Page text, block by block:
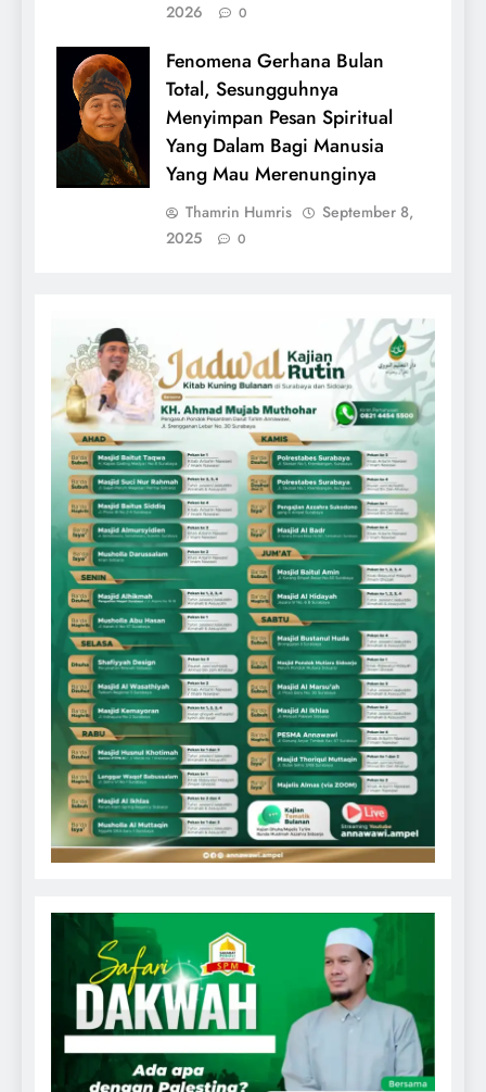
2026
0
Fenomena Gerhana Bulan
Total, Sesungguhnya
Menyimpan Pesan Spiritual
Yang Dalam Bagi Manusia
Yang Mau Merenunginya
Thamrin Humris
September 8,
2025
0